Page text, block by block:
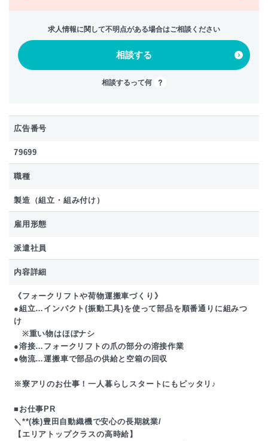
求人情報に関して不明点がある場合はご相談ください
相談する
相談するって何
広告番号
79699
職種
製造（組立・組み付け）
雇用形態
派遣社員
内容詳細
《フォークリフトや荷物運搬車づくり》
●組立…インパクト(振動工具)を使って部品を順番通りに組みつ
け
※重い物はほぼナシ
●溶接…フォークリフトの爪の部分の溶接作業
●物流…運搬車で部品の供給と空箱の回収
※寮アリのお仕事！一人暮らしスタートにもピッタリ♪
■お仕事PR
＼**(株)豊田自動織機で安心の長期就業/
【エリアトップクラスの高時給】